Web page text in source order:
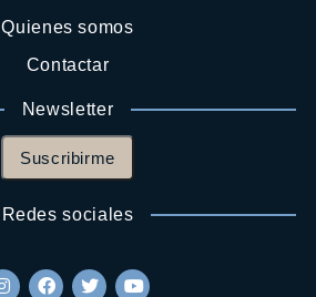
Quienes somos
Contactar
Newsletter
Suscribirme
Redes sociales